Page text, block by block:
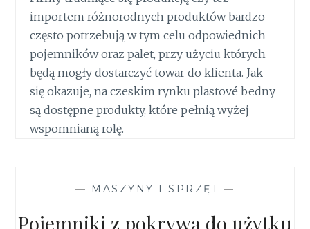
importem różnorodnych produktów bardzo
często potrzebują w tym celu odpowiednich
pojemników oraz palet, przy użyciu których
będą mogły dostarczyć towar do klienta. Jak
się okazuje, na czeskim rynku plastové bedny
są dostępne produkty, które pełnią wyżej
wspomnianą rolę.
— MASZYNY I SPRZĘT —
Pojemniki z pokrywą do użytku